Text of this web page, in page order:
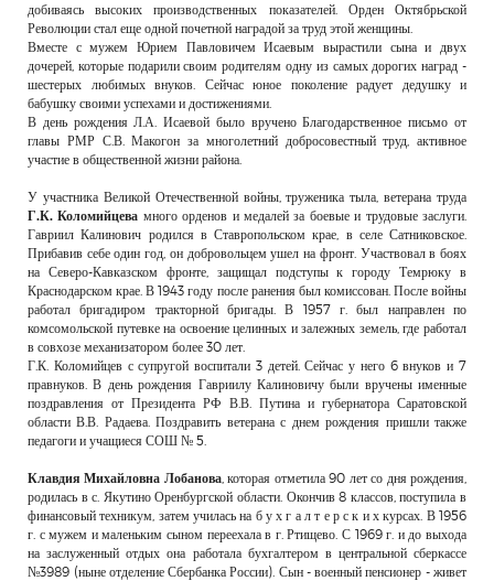
добиваясь высоких производственных показателей. Орден Октябрьской
Революции стал еще одной почетной наградой за труд этой женщины.
Вместе с мужем Юрием Павловичем Исаевым вырастили сына и двух
дочерей, которые подарили своим родителям одну из самых дорогих наград -
шестерых любимых внуков. Сейчас юное поколение радует дедушку и
бабушку своими успехами и достижениями.
В день рождения Л.А. Исаевой было вручено Благодарственное письмо от
главы РМР С.В. Макогон за многолетний добросовестный труд, активное
участие в общественной жизни района.
У участника Великой Отечественной войны, труженика тыла, ветерана труда
Г.К. Коломийцева много орденов и медалей за боевые и трудовые заслуги.
Гавриил Калинович родился в Ставропольском крае, в селе Сатниковское.
Прибавив себе один год, он добровольцем ушел на фронт. Участвовал в боях
на Северо-Кавказском фронте, защищал подступы к городу Темрюку в
Краснодарском крае. В 1943 году после ранения был комиссован. После войны
работал бригадиром тракторной бригады. В 1957 г. был направлен по
комсомольской путевке на освоение целинных и залежных земель, где работал
в совхозе механизатором более 30 лет.
Г.К. Коломийцев с супругой воспитали 3 детей. Сейчас у него 6 внуков и 7
правнуков. В день рождения Гавриилу Калиновичу были вручены именные
поздравления от Президента РФ В.В. Путина и губернатора Саратовской
области В.В. Радаева. Поздравить ветерана с днем рождения пришли также
педагоги и учащиеся СОШ № 5.
Клавдия Михайловна Лобанова, которая отметила 90 лет со дня рождения,
родилась в с. Якутино Оренбургской области. Окончив 8 классов, поступила в
финансовый техникум, затем училась на б у х г а л т е р с к и х курсах. В 1956
г. с мужем и маленьким сыном переехала в г. Ртищево. С 1969 г. и до выхода
на заслуженный отдых она работала бухгалтером в центральной сберкассе
№3989 (ныне отделение Сбербанка России). Сын - военный пенсионер - живет